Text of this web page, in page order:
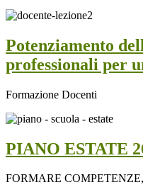
Potenziamento
professionali per
Formazione Docenti
PIANO ESTATE
FORMARE